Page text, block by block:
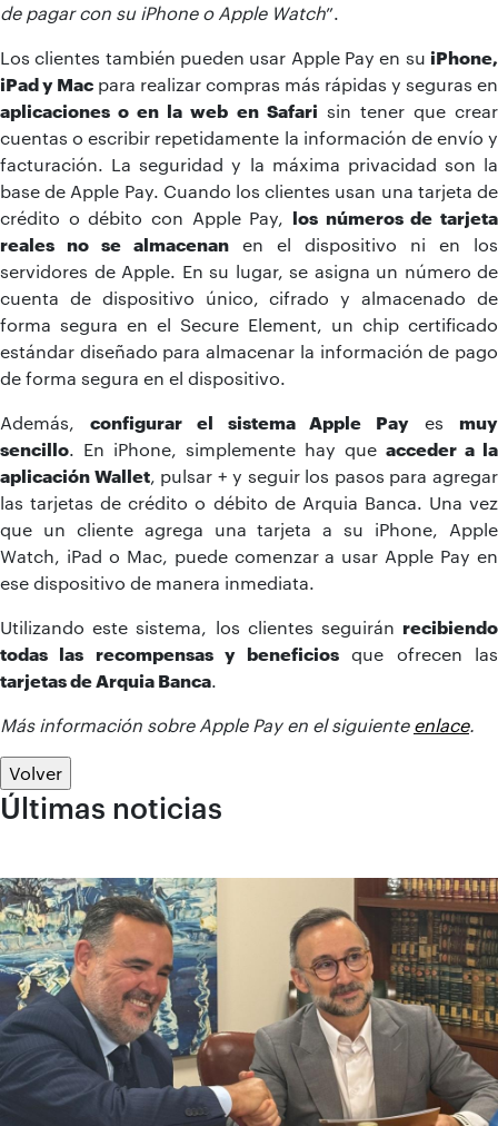
de pagar con su iPhone o Apple Watch”.
Los clientes también pueden usar Apple Pay en su iPhone,
iPad y Mac para realizar compras más rápidas y seguras en
aplicaciones o en la web en Safari sin tener que crear
cuentas o escribir repetidamente la información de envío y
facturación. La seguridad y la máxima privacidad son la
base de Apple Pay. Cuando los clientes usan una tarjeta de
crédito o débito con Apple Pay, los números de tarjeta
reales no se almacenan en el dispositivo ni en los
servidores de Apple. En su lugar, se asigna un número de
cuenta de dispositivo único, cifrado y almacenado de
forma segura en el Secure Element, un chip certificado
estándar diseñado para almacenar la información de pago
de forma segura en el dispositivo.
Además, configurar el sistema Apple Pay es muy
sencillo . En iPhone, simplemente hay que acceder a la
aplicación Wallet, pulsar + y seguir los pasos para agregar
las tarjetas de crédito o débito de Arquia Banca. Una vez
que un cliente agrega una tarjeta a su iPhone, Apple
Watch, iPad o Mac, puede comenzar a usar Apple Pay en
ese dispositivo de manera inmediata.
Utilizando este sistema, los clientes seguirán recibiendo
todas las recompensas y beneficios que ofrecen las
tarjetas de Arquia Banca
Más información sobre Apple Pay en el siguiente enlace.
Volver
Últimas noticias